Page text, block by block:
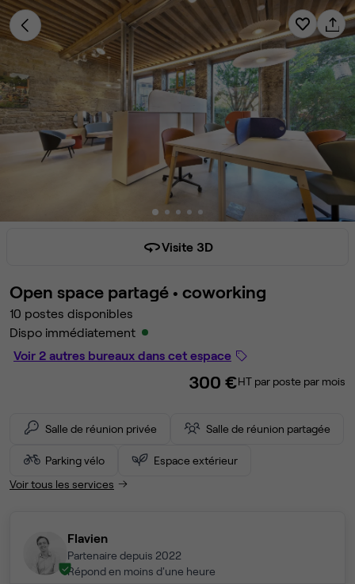
Visite 3D
Open space partagé • coworking
10 postes disponibles
Dispo immédiatement
Voir 2 autres bureaux dans cet espace
300 €HT par poste par mois
Salle de réunion privée Salle de réunion partagée
Parking vélo
Espace extérieur
Voir tous les services
Flavien
Partenaire depuis 2022
Répond en moins d'une heure